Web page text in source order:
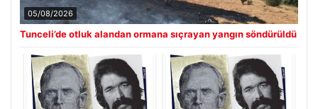
05/08/2026
Tunceli’de otluk alandan ormana sıçrayan yangın söndürüldü